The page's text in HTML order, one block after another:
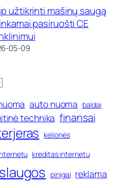
užtikrinti mašinų saugą
pasiruošti CE
05-09
auto nuoma baldai
technika finansai
kelionės
kreditas internetu
pinigai reklama